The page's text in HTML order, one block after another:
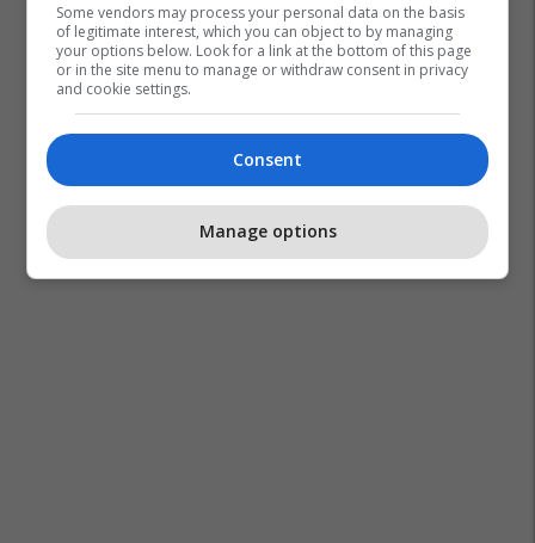
Some vendors may process your personal data on the basis
of legitimate interest, which you can object to by managing
your options below. Look for a link at the bottom of this page
or in the site menu to manage or withdraw consent in privacy
and cookie settings.
Consent
Manage options